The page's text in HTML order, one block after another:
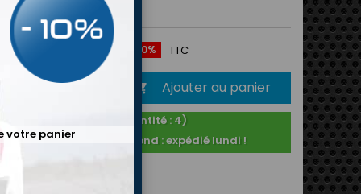
RRS
4,51 € Économisez 20% TTC
 Ajouter au panier
En stock ! (Quantité : 4)
Commandé ce weekend : expédié lundi !
votre panier